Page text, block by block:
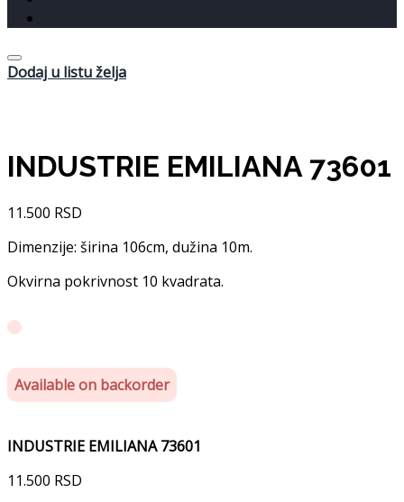
Dodaj u listu želja
INDUSTRIE EMILIANA 73601
11.500 RSD
Dimenzije: širina 106cm, dužina 10m.
Okvirna pokrivnost 10 kvadrata.
Available on backorder
INDUSTRIE EMILIANA 73601
11.500 RSD